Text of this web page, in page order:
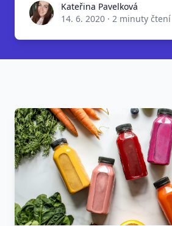
Kateřina Pavelková
14. 6. 2020 · 2 minuty čtení